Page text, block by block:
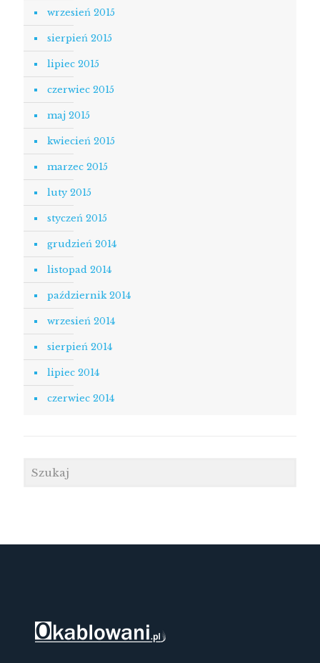
wrzesień 2015
sierpień 2015
lipiec 2015
czerwiec 2015
maj 2015
kwiecień 2015
marzec 2015
luty 2015
styczeń 2015
grudzień 2014
listopad 2014
październik 2014
wrzesień 2014
sierpień 2014
lipiec 2014
czerwiec 2014